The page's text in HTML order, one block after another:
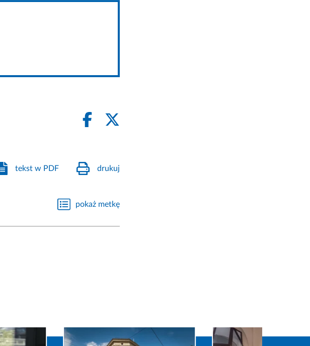
tekst w PDF drukuj
pokaż metkę